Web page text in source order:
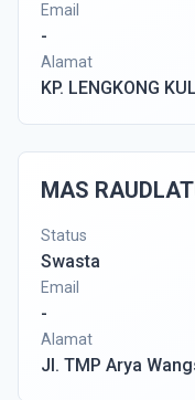
Email
-
Alamat
KP. LENGKONG
MAS
Status
Swasta
Email
-
Alamat
Jl. TMP Arya